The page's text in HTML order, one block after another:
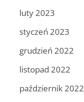
luty 2023
styczeń 2023
grudzień 2022
listopad 2022
październik 2022